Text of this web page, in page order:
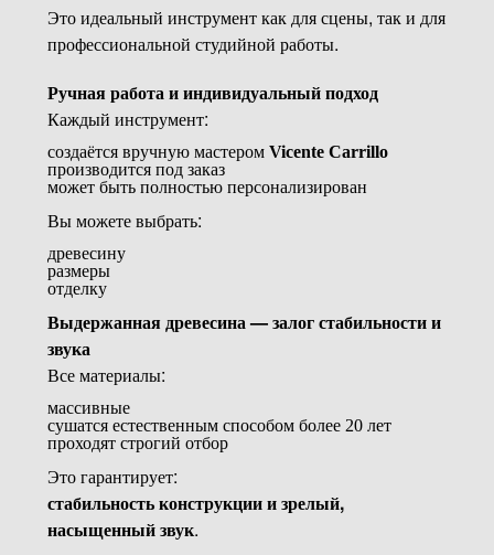
Это идеальный инструмент как для сцены, так и для
профессиональной студийной работы.
Ручная работа и индивидуальный подход
Каждый инструмент:
создаётся вручную мастером Vicente Carrillo
производится под заказ
может быть полностью персонализирован
Вы можете выбрать:
древесину
размеры
отделку
Выдержанная древесина — залог стабильности и
звука
Все материалы:
массивные
сушатся естественным способом более 20 лет
проходят строгий отбор
Это гарантирует:
стабильность конструкции и зрелый,
насыщенный звук.